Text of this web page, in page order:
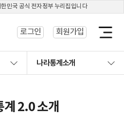
민국 공식 전자정부 누리집입니다
로그인 회원가입
열
나라통계소개
계 2.0 소개